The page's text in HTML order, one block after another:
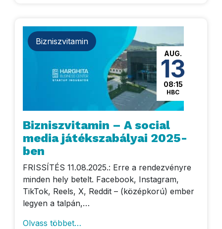
Bizniszvitamin
AUG.
13
08:15
HBC
Bizniszvitamin – A social
media játékszabályai 2025-
ben
FRISSÍTÉS 11.08.2025.: Erre a rendezvényre
minden hely betelt. Facebook, Instagram,
TikTok, Reels, X, Reddit – (középkorú) ember
legyen a talpán,…
Olvass többet…